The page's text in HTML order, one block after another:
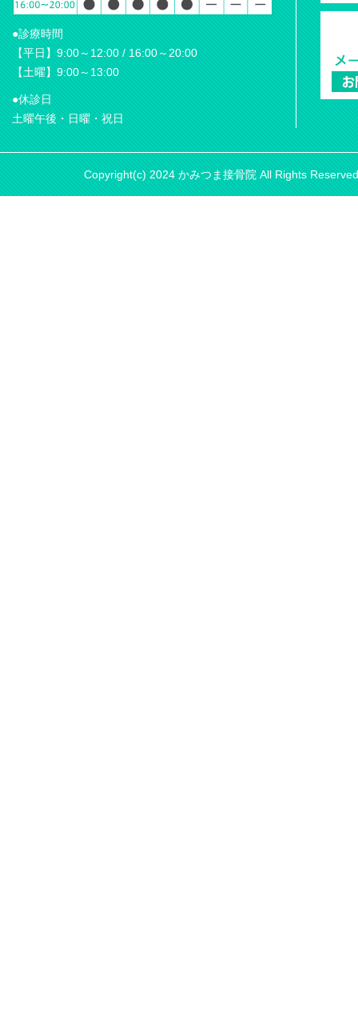
●診療時間
【平日】9:00～12:00 / 16:00～20:00
【土曜】9:00～13:00
●休診日
土曜午後・日曜・祝日
Copyright(c) 2024 かみつま接骨院 All Rights